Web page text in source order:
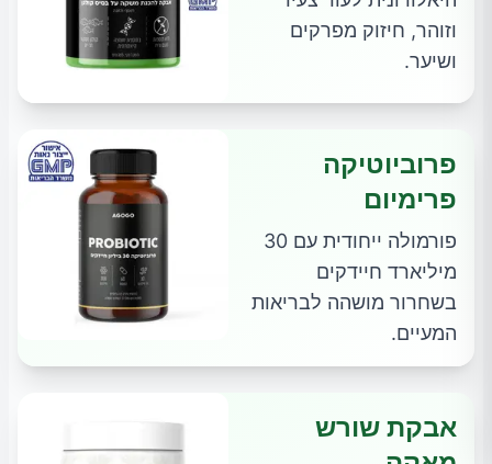
וזוהר, חיזוק מפרקים
ושיער.
פרוביוטיקה
פרימיום
פורמולה ייחודית עם 30
מיליארד חיידקים
בשחרור מושהה לבריאות
המעיים.
אבקת שורש